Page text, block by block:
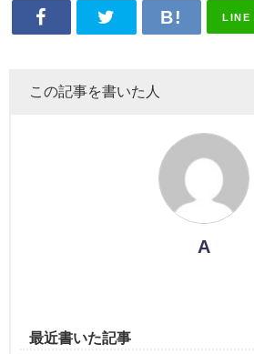
LINE
この記事を書いた人
A
最近書いた記事